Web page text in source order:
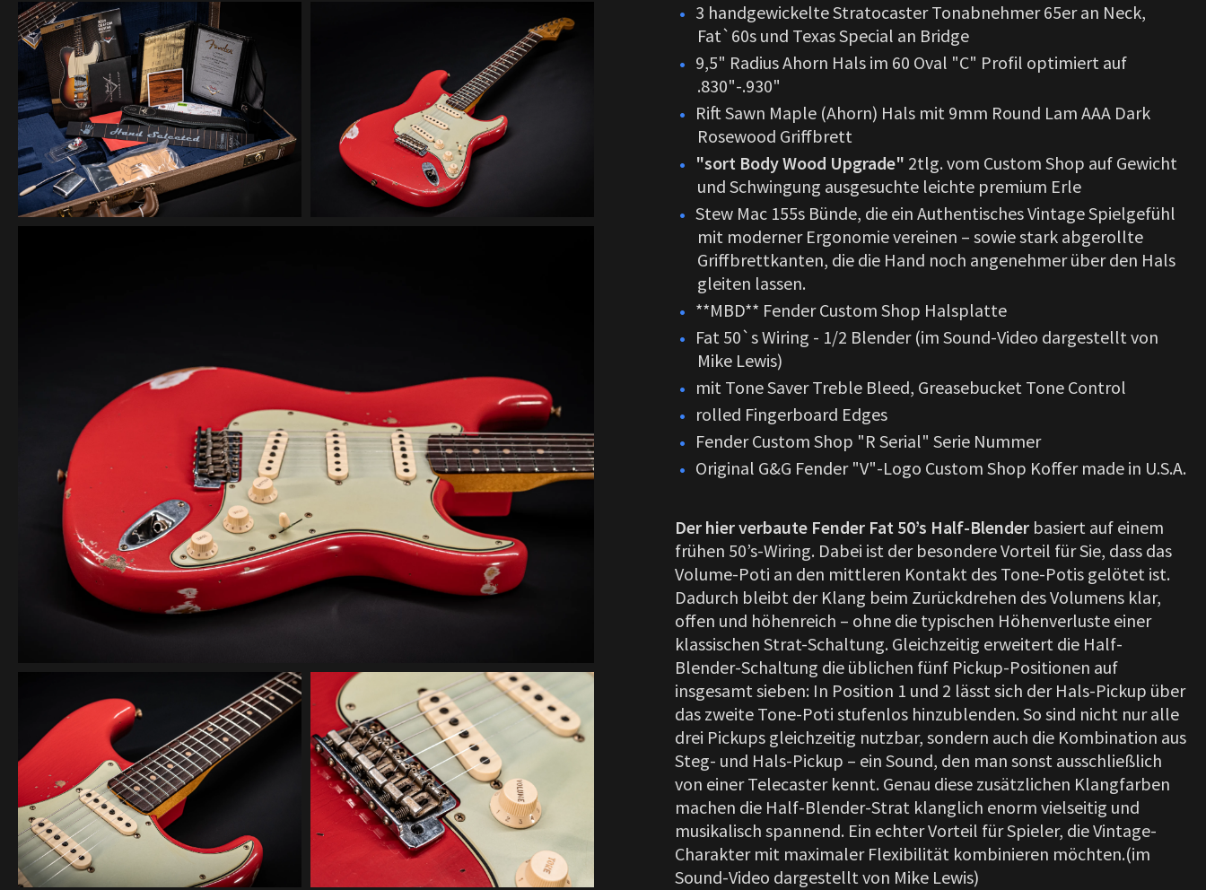
3 handgewickelte Stratocaster Tonabnehmer 65er an Neck,
Fat`60s und Texas Special an Bridge
9,5" Radius Ahorn Hals im 60 Oval "C" Profil optimiert auf
.830"-.930"
Rift Sawn Maple (Ahorn) Hals mit 9mm Round Lam AAA Dark
Rosewood Griffbrett
"sort Body Wood Upgrade" 2tlg. vom Custom Shop auf Gewicht
und Schwingung ausgesuchte leichte premium Erle
Stew Mac 155s Bünde, die ein Authentisches Vintage Spielgefühl
mit moderner Ergonomie vereinen – sowie stark abgerollte
Griffbrettkanten, die die Hand noch angenehmer über den Hals
gleiten lassen.
**MBD** Fender Custom Shop Halsplatte
Fat 50`s Wiring - 1/2 Blender (im Sound-Video dargestellt von
Mike Lewis)
mit Tone Saver Treble Bleed, Greasebucket Tone Control
rolled Fingerboard Edges
Fender Custom Shop "R Serial" Serie Nummer
Original G&G Fender "V"-Logo Custom Shop Koffer made in U.S.A.
Der hier verbaute Fender Fat 50’s Half-Blender basiert auf einem
frühen 50’s-Wiring. Dabei ist der besondere Vorteil für Sie, dass das
Volume-Poti an den mittleren Kontakt des Tone-Potis gelötet ist.
Dadurch bleibt der Klang beim Zurückdrehen des Volumens klar,
offen und höhenreich – ohne die typischen Höhenverluste einer
klassischen Strat-Schaltung. Gleichzeitig erweitert die Half-
Blender-Schaltung die üblichen fünf Pickup-Positionen auf
insgesamt sieben: In Position 1 und 2 lässt sich der Hals-Pickup über
das zweite Tone-Poti stufenlos hinzublenden. So sind nicht nur alle
drei Pickups gleichzeitig nutzbar, sondern auch die Kombination aus
Steg- und Hals-Pickup – ein Sound, den man sonst ausschließlich
von einer Telecaster kennt. Genau diese zusätzlichen Klangfarben
machen die Half-Blender-Strat klanglich enorm vielseitig und
musikalisch spannend. Ein echter Vorteil für Spieler, die Vintage-
Charakter mit maximaler Flexibilität kombinieren möchten.(im
Sound-Video dargestellt von Mike Lewis)